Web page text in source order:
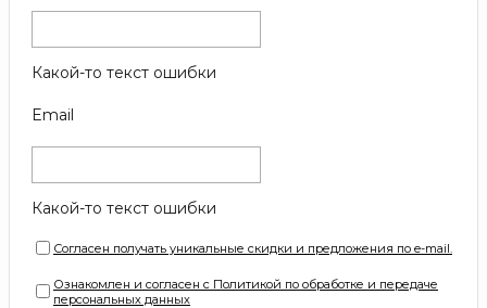
Какой-то текст ошибки
Email
Какой-то текст ошибки
Согласен получать уникальные скидки и предложения по e-mail.
Ознакомлен и согласен с Политикой по обработке и передаче
персональных данных